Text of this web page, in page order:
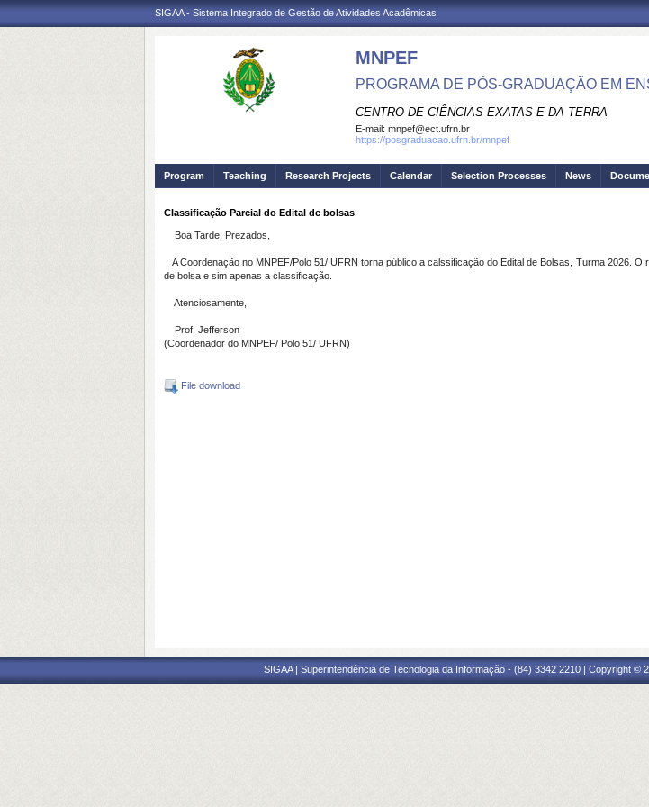
SIGAA - Sistema Integrado de Gestão de Atividades Acadêmicas
MNPEF
PROGRAMA DE PÓS-GRADUAÇÃO EM
CENTRO DE CIÊNCIAS EXATAS E DA TERRA
E-mail: mnpef@ect.ufrn.br
https://posgraduacao.ufrn.br/mnpef
Program Teaching Research Projects Calendar Selection Processes News
Classificação Parcial do Edital de bolsas
Boa Tarde, Prezados,
A Coordenação no MNPEF/Polo 51/ UFRN torna público a calssificação do Edital de Bolsas, Turma 2026.
de bolsa e sim apenas a classificação.
Atenciosamente,
Prof. Jefferson
(Coordenador do MNPEF/ Polo 51/ UFRN)
File download
SIGAA | Superintendência de Tecnologia da Informação - (84) 3342 2210 | Copyright